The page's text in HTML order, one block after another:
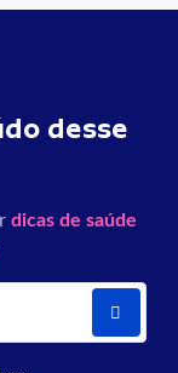
desse
dicas de saúde